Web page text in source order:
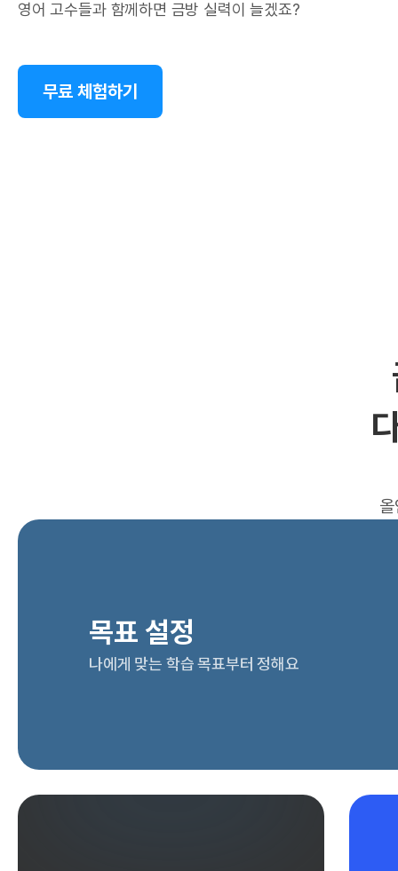
영어 고수들과 함께하면 금방 실력이 늘겠죠?
무료 체험하기
목표 설정
나에게 맞는 학습 목표부터 정해요